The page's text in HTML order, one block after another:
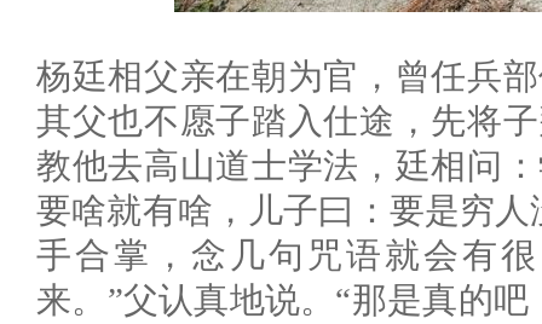
杨廷相父亲在朝为官，曾任兵
其父也不愿子踏入仕途，先将
教他去高山道士学法，廷相问
要啥就有啥，儿子曰：要是穷
手合掌，念几句咒语就会有
来。”父认真地说。“那是真的